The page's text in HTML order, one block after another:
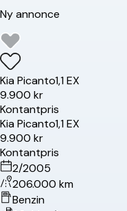
Ny annonce
KiaPicanto1,1 EX
9.900 kr
Kontantpris
KiaPicanto1,1 EX
9.900 kr
Kontantpris
2/2005
206.000 km
Benzin